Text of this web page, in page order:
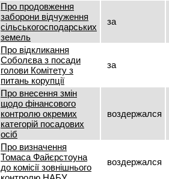
Про продовження
заборони відчуження
сільськогосподарських
земель
за
Про відкликання
Соболєва з посади
голови Комітету з
питань корупції
за
Про внесення змін
щодо фінансового
контролю окремих
категорій посадових
осіб
воздержался
Про визначення
Томаса Файєрстоуна
до комісії зовнішнього
воздержался